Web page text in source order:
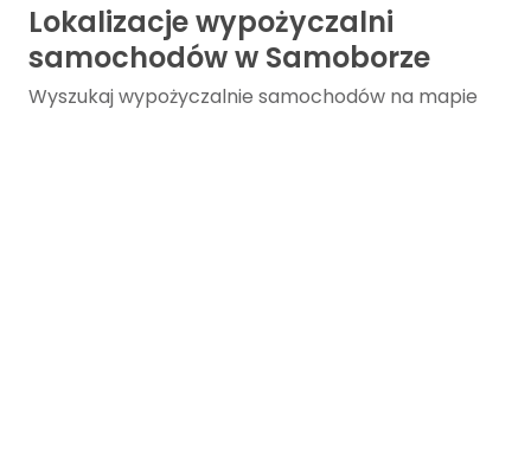
Lokalizacje wypożyczalni
samochodów w Samoborze
Wyszukaj wypożyczalnie samochodów na mapie